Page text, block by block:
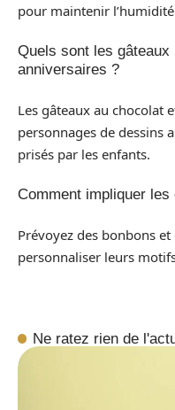
pour maintenir
Quels sont les
anniversaires ?
Les gâteaux au chocolat
personnages de dessins
prisés par les enfants.
Comment impliquer
Prévoyez des bonbons
personnaliser leurs
Ne ratez rien de